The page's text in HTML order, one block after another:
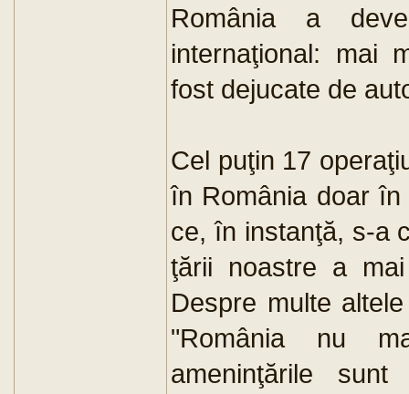
România a
internaţional: mai
fost dejucate de
Cel puţin 17
în România doar
ce, în instanţă, s-a
ţării noastre a
Despre multe
"România nu
ameninţările